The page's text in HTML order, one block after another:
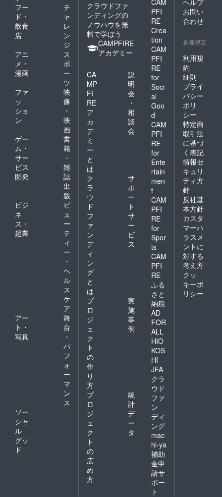
フー
ド・
飲食
店
チ
ャ
レ
ン
ジ
アニ
メ・
漫画
ス
ポ
ー
ツ
ファ
ッ
ショ
ン
映
像
・
映
画
ゲー
ム・
サー
ビス
開発
書
籍
・
雑
誌
出
版
ビジ
ネ
ス・
起業
ビ
ュ
ー
テ
ィ
ー
・
ヘ
ル
ス
ケ
ア
アー
ト・
写真
舞
台
・
パ
フ
ォ
ー
マ
ン
ス
ソー
シャ
ル
グッ
ド
クラウドファ
ンディングの
ノウハウを無
料で学ぼう
CAMPFIRE
アカデミー
CA
MP
FI
RE
ア
カ
デ
ミ
ー
と
は
説
明
会
・
相
談
会
ク
ラ
ウ
ド
フ
ァ
ン
デ
ィ
ン
グ
と
は
サ
ポ
ー
ト
サ
ー
ビ
ス
プ
ロ
ジ
ェ
ク
ト
の
作
り
方
実
施
事
例
プ
ロ
ジ
ェ
ク
ト
の
広
め
方
統
計
デ
ー
タ
PFI
RE
Crea
tion
CAM
PFI
RE
for
Soci
al
Goo
d
CAM
PFI
RE
for
Ente
rtain
men
t
CAM
PFI
RE
for
Spor
ts
CAM
PFI
RE
ふる
さと
納税
AD
FOR
ALL
HIO
KOS
HI
JFA
クラ
ウド
ファ
ン
ディ
ング
mac
hi-ya
補助
金申
請サ
ポー
ト
お問い
合わせ
各種規定
利用規
約
細則
プライ
バシー
ポリ
シー
特定商
取引法
に基づ
く表記
情報セ
キュリ
ティ方
針
反社基
本方針
カスタ
マーハ
ラスメ
ントに
対する
考え方
クッ
キーポ
リシー